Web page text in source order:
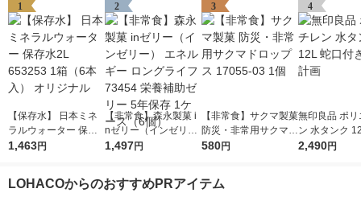
1
【保存水】 日本ミネ
ラルウォーター 保存
水2L 653253 1箱（6
1,463円
2
【非常食】森永製菓 i
nゼリー（インゼリ
ー） エネルギー ロン
ケース（6個）
1,497円
3
【非常食】サクマ製菓
防災・非常用サクマド
ロップス 17055-03 1
580円
4
無印良品 ポリ
ン 水タンク
付き 良品計画
2,490円
LOHACOからのおすすめPRアイテム